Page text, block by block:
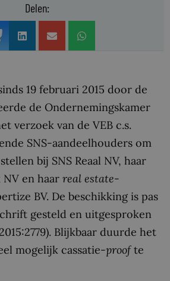
Delen:
19 februari 2015 door de
de Ondernemingskamer
verzoek van de VEB c.s.
SNS-aandeelhouders om
bij SNS Reaal NV, haar
NV en haar real estate-
BV. De beschikking is pas
gesteld en uitgesproken
Blijkbaar duurde het
mogelijk cassatie-proofte